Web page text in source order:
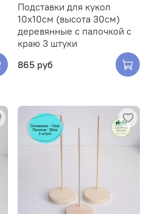
Подставки для кукол
10х10см (высота 30см)
деревянные с палочкой с
краю 3 штуки
865 руб